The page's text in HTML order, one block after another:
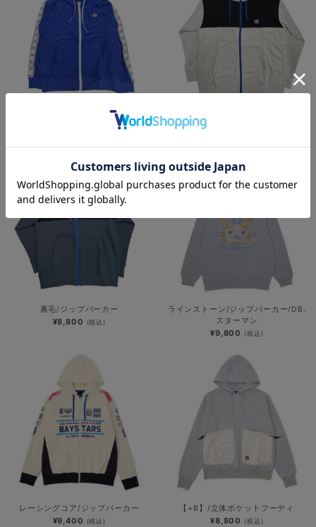
パイル/ジップパーカー/DB.スターマ
裏毛/ジップパーカー
¥8,800 (税込)
ラインストーン/ジップパーカー/DB.
スターマン
¥9,800 (税込)
レーシングコア/ジップパーカー
¥9,400 (税込)
【+B】/立体ポケットフーディ
¥8,800 (税込)